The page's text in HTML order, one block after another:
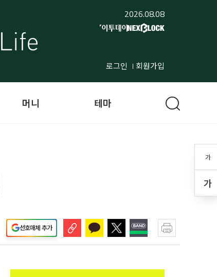
2026.08.08
로그인 회원가입
가
가
머니 테마
선호매체 추가